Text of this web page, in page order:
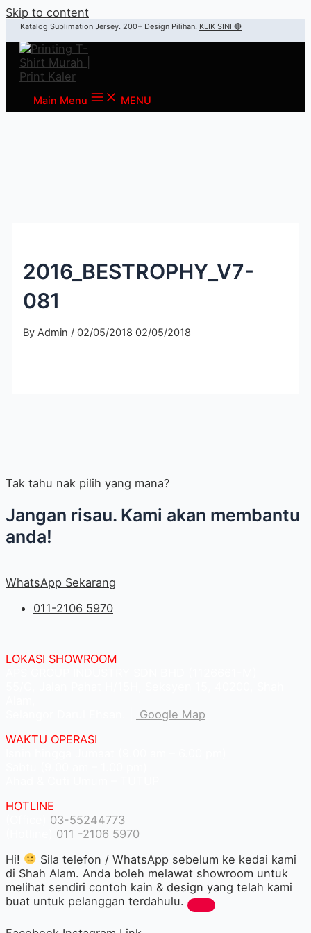
Skip to content
Katalog Sublimation Jersey. 200+ Design Pilihan. KLIK SINI 🔴
Main Menu MENU
2016_BESTROPHY_V7-
081
ByAdmin / 02/05/2018 02/05/2018
Tak tahu nak pilih yang mana?
Jangan risau. Kami akan membantu
anda!
WhatsApp Sekarang
011-2106 5970
LOKASI SHOWROOM
Google Map
WAKTU OPERASI
HOTLINE
03-55244773
011 -2106 5970
Hi!
Sila telefon / WhatsApp sebelum ke kedai kami
di Shah Alam. Anda boleh melawat showroom untuk
melihat sendiri contoh kain & design yang telah kami
buat untuk pelanggan terdahulu.